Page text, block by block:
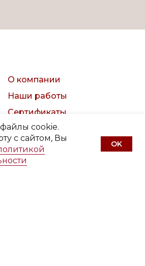
Каталог
cookie.
с сайтом, Вы
OK
Статьи
Вопрос-ответ
Отзывы
Сертификаты
Наши работы
О компании